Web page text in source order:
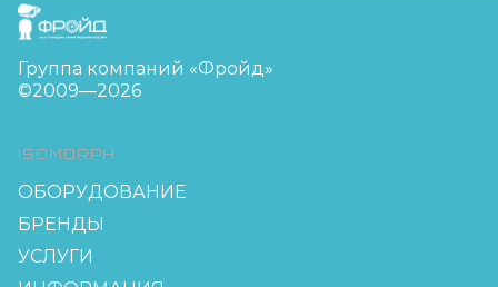
FreudGroup
Группа компаний «Фройд»
©2009—2026
ISOMORPH
ОБОРУДОВАНИЕ
БРЕНДЫ
УСЛУГИ